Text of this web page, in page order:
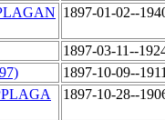
1897-01-02--
1897-03-11--
1897-10-09--
1897-10-28--